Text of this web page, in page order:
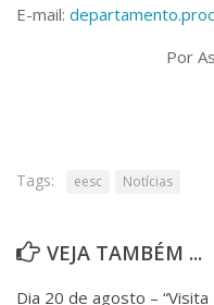
E-mail:
Por
Tags: eesc Notícias
VEJA TAMBÉM ...
Dia 20 de agosto – “Visita